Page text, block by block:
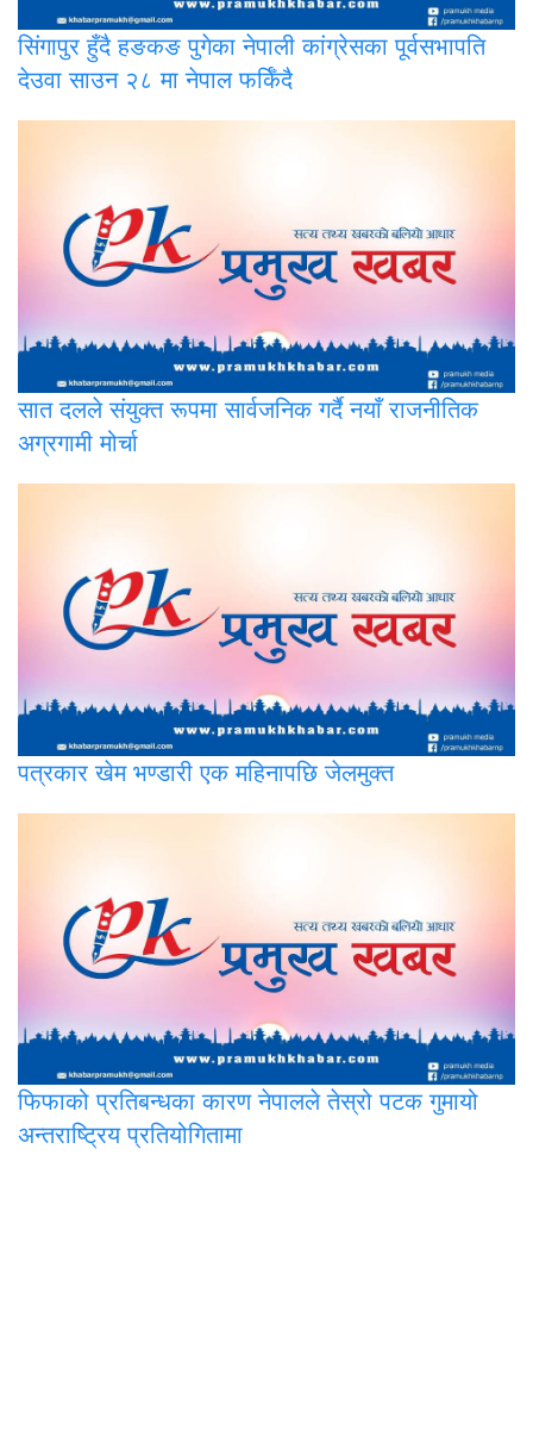
सिंगापुर हुँदै हङकङ पुगेका नेपाली कांग्रेसका पूर्वसभापति
देउवा साउन २८ मा नेपाल फर्किँदै
सातदलले संयुक्त रूपमा सार्वजनिक गर्दै नयाँ राजनीतिक
अग्रगामी मोर्चा
पत्रकार खेम भण्डारी एक महिनापछि जेलमुक्त
फिफाको प्रतिबन्धका कारण नेपालले तेस्रो पटक गुमायो
अन्तराष्ट्रिय प्रतियोगितामा